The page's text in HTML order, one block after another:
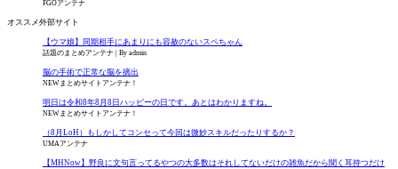
FGOアンテナ
オススメ外部サイト
【ウマ娘】同期相手にあまりにも容赦のないスペちゃん
話題のまとめアンテナ By admin
脳の手術で正常な脳を摘出
NEWまとめサイトアンテナ！
明日は令和8年8月8日ハッピーの日です。あとはわかりますね。
NEWまとめサイトアンテナ！
（8月LoH）もしかしてコンセって今回は微妙スキルだったりするか？
UMAアンテナ
【MHNow】野良に文句言ってるやつの大多数はそれしてないだけの雑魚だから聞く耳持つだけ